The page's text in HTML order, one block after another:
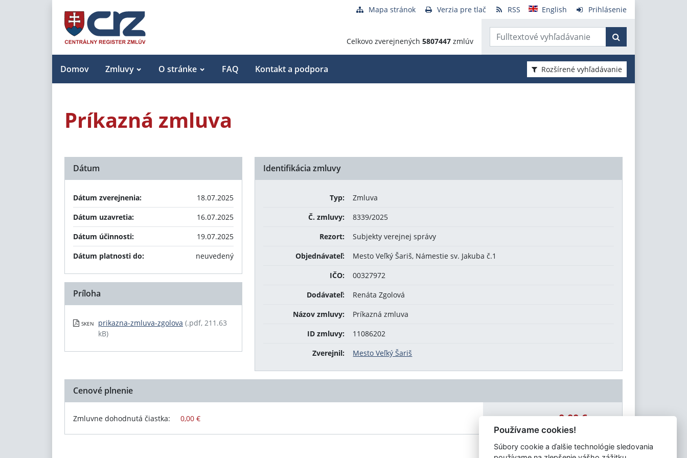
Mapa stránok Verzia pre tlač RSS English Prihlásenie
Celkovo zverejnených 5807447 zmlúv
Domov Zmluvy O stránke FAQ Kontakt a podpora Rozšírené vyhľadávanie
Príkazná zmluva
Identifikácia zmluvy
Typ:
Zmluva
Č. zmluvy:
8339/2025
Rezort:
Subjekty verejnej správy
Objednávateľ:
Mesto Veľký Šariš, Námestie sv. Jakuba č.1
IČO:
00327972
Dodávateľ:
Renáta Zgolová
Názov zmluvy:
Príkazná zmluva
ID zmluvy:
11086202
Zverejnil:
Mesto Veľký Šariš
Dátum
Dátum zverejnenia:
18.07.2025
Dátum uzavretia:
16.07.2025
Dátum účinnosti:
19.07.2025
Dátum platnosti do:
neuvedený
Príloha
SKEN prikazna-zmluva-zgolova (.pdf, 211.63
kB)
Cenové plnenie
Zmluvne dohodnutá čiastka: 0,00 € Celková čiastka: 0,00 €
Používame cookies!
Súbory cookie a ďalšie technológie sledovania